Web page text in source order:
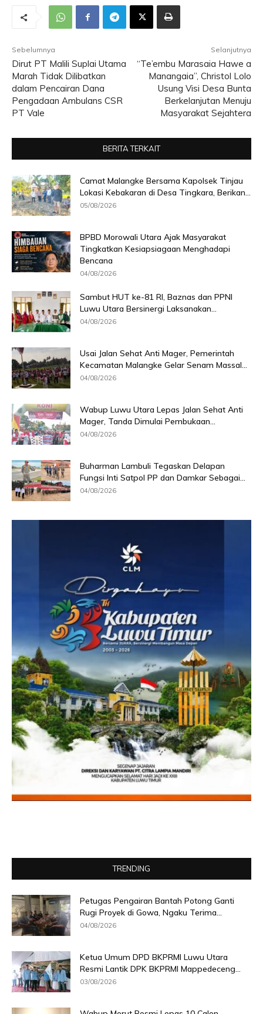
Sebelumnya
Dirut PT Malili Suplai Utama
Marah Tidak Dilibatkan
dalam Pencairan Dana
Pengadaan Ambulans CSR
PT Vale
Selanjutnya
“Te’embu Marasaia Hawe a
Manangaia”, Christol Lolo
Usung Visi Desa Bunta
Berkelanjutan Menuju
Masyarakat Sejahtera
BERITA TERKAIT
Camat Malangke Bersama Kapolsek Tinjau
Lokasi Kebakaran di Desa Tingkara, Berikan...
05/08/2026
BPBD Morowali Utara Ajak Masyarakat
Tingkatkan Kesiapsiagaan Menghadapi
Bencana
04/08/2026
Sambut HUT ke-81 RI, Baznas dan PPNI
Luwu Utara Bersinergi Laksanakan...
04/08/2026
Usai Jalan Sehat Anti Mager, Pemerintah
Kecamatan Malangke Gelar Senam Massal...
04/08/2026
Wabup Luwu Utara Lepas Jalan Sehat Anti
Mager, Tanda Dimulai Pembukaan...
04/08/2026
Buharman Lambuli Tegaskan Delapan
Fungsi Inti Satpol PP dan Damkar Sebagai...
04/08/2026
TRENDING
Petugas Pengairan Bantah Potong Ganti
Rugi Proyek di Gowa, Ngaku Terima...
04/08/2026
Ketua Umum DPD BKPRMI Luwu Utara
Resmi Lantik DPK BKPRMI Mappedeceng...
03/08/2026